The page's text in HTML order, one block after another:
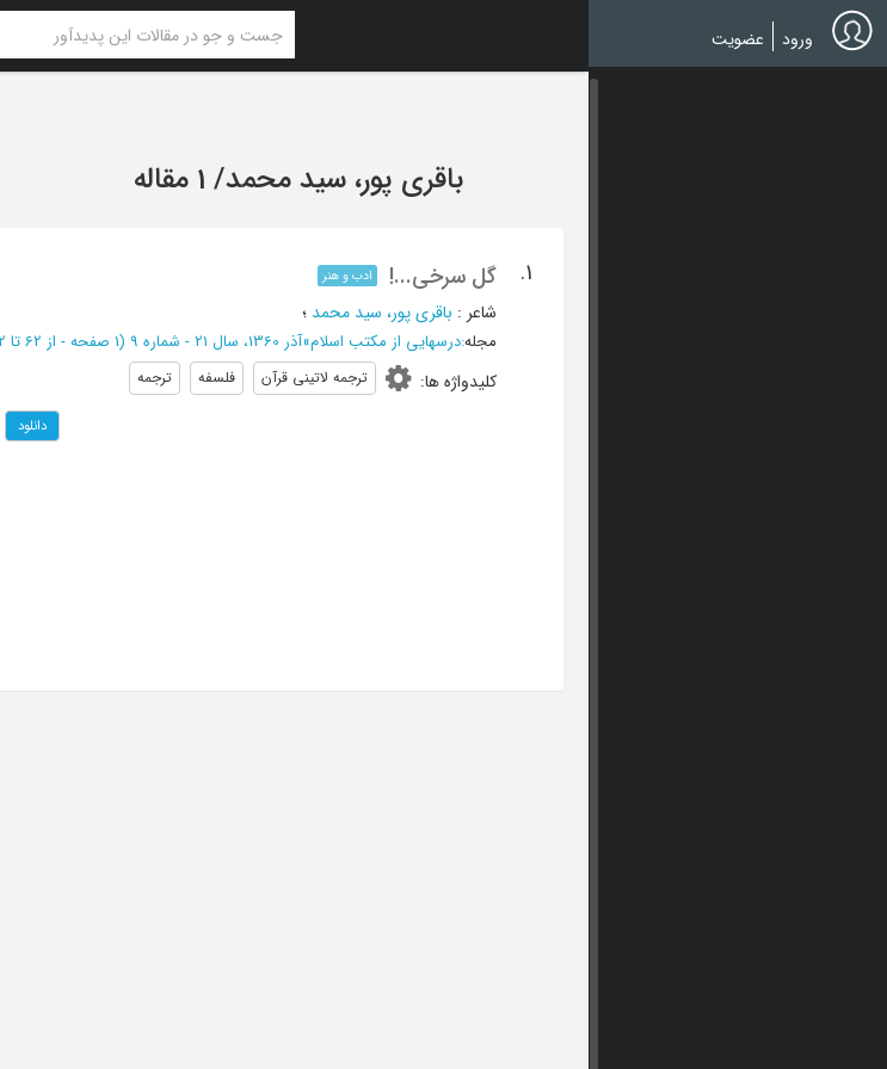
Skip
to
main
ورود عضویت
باقری پور، سید محمد/ 1 مقاله
1. گل سرخی...! ادب و هنر
شاعر : باقری پور، سید محمد ؛
مجله:درسهایی از مکتب اسلام»آذر 1360، سال 21 - شماره 9 (‎1 صفحه - از 62 تا 62
کلیدواژه ها: ترجمه لاتینی قرآن فلسفه ترجمه
دانلود